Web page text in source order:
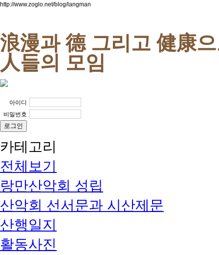
http://www.zoglo.net/blog/langman
浪漫과 德 그리고 健康
人들의 모임
아이디
비밀번호
카테고리
전체보기
랑만산악회 성립
산악회 선서문과 시산제문
산행일지
활동사진